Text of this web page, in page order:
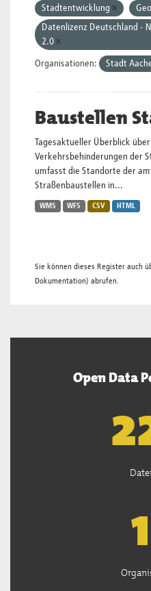
Stadtentwicklung
Datenlizenz Deutschland -
2.0
Organisationen: Stadt
Baustellen
Tagesaktueller Überblick
Verkehrsbehinderungen der
umfasst die Standorte der
Straßenbaustellen in...
WMS WFS CSV HTML
Sie können dieses Register auch
Dokumentation) abrufen.
Open Data